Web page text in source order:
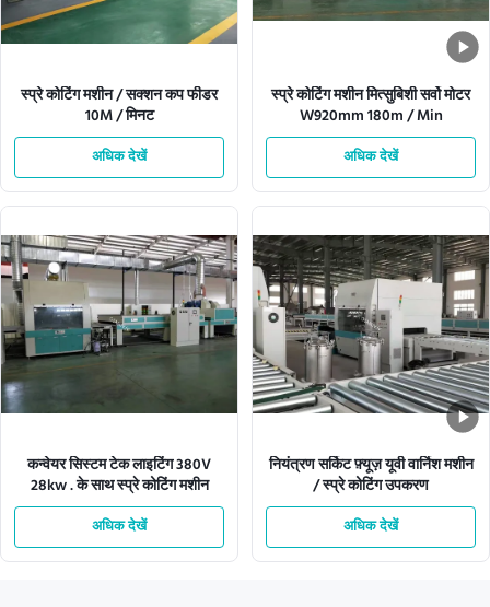
स्प्रे कोटिंग मशीन / सक्शन कप फीडर
10M / मिनट
अधिक देखें
स्प्रे कोटिंग मशीन मित्सुबिशी सर्वो मोटर
W920mm 180m / Min
अधिक देखें
कन्वेयर सिस्टम टेक लाइटिंग 380V
28kw . के साथ स्प्रे कोटिंग मशीन
अधिक देखें
नियंत्रण सर्किट फ़्यूज़ यूवी वार्निश मशीन
/ स्प्रे कोटिंग उपकरण
अधिक देखें